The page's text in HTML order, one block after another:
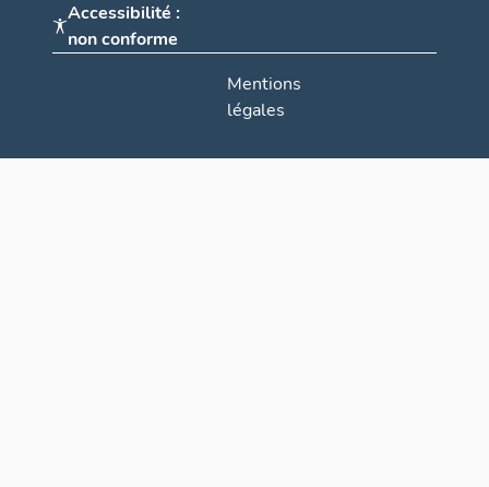
Accessibilité :
non conforme
Mentions
légales